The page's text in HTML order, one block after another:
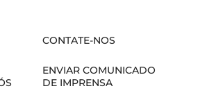
CONTATE-NOS
ENVIAR COMUNICADO
DE IMPRENSA